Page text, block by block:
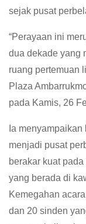
sejak pusat
“Perayaan ini
dua dekade yang
ruang pertemuan
Plaza
pada Kamis, 26
Ia
menjadi pusat
berakar kuat
yang berada di
Kemegahan
dan 20 sinden